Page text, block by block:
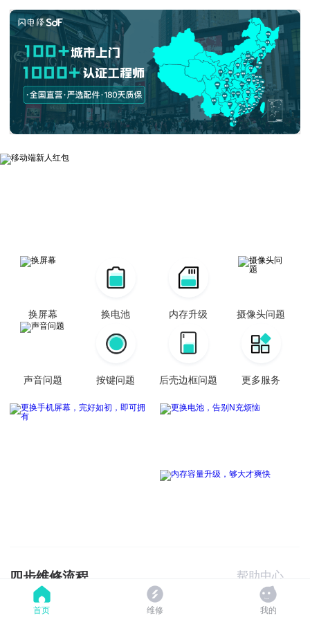
换屏幕 换电池 内存升级 摄像头问题
声音问题 按键问题 后壳边框问题 更多服务
四步维修流程 帮助中心
首页 维修 我的